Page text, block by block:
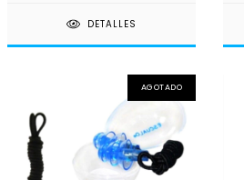
DETALLES
AGOTADO